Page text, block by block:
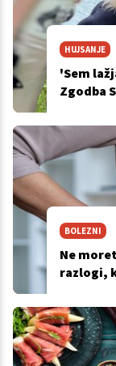
HUJSANJE
'Sem
Zgodba
BOLEZNI
Ne
razlogi,